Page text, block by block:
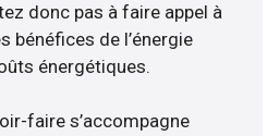
donc pas à faire appel à
bénéfices de l’énergie
énergétiques.
faire s’accompagne